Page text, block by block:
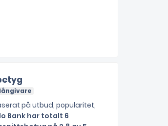
på utbud, popularitet,
Bank har totalt 6